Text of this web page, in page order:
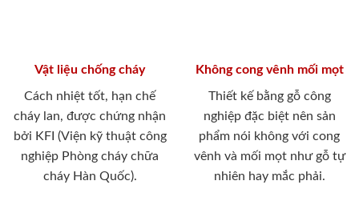
Vật liệu chống cháy
Cách nhiệt tốt, hạn chế
cháy lan, được chứng nhận
bởi KFI (Viện kỹ thuật công
nghiệp Phòng cháy chữa
cháy Hàn Quốc).
Không cong vênh mối mọt
Thiết kế bằng gỗ công
nghiệp đặc biệt nên sản
phẩm nói không với cong
vênh và mối mọt như gỗ tự
nhiên hay mắc phải.